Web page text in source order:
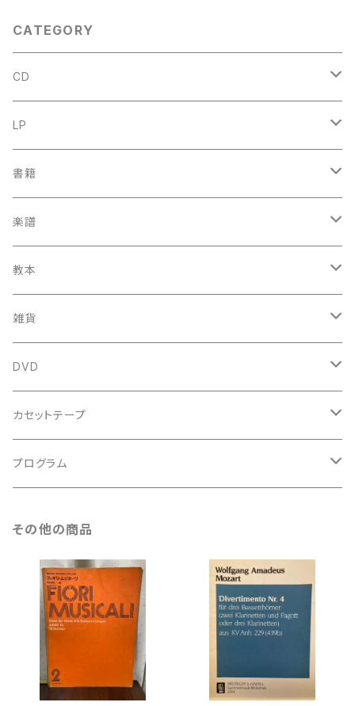
CATEGORY
CD
古楽
中古CD
鍋島元子関連CD
古楽以外
中古CD
LP
古楽
中古LP
鍋島元子関連LP
古楽以外
中古LP
書籍
古楽関係
中古本
新古本
古楽以外
中古本
中古本
楽譜
古楽関係
スコア
鍵盤用
古楽以外
スコア
教本
古楽関係
古楽以外
雑貨
トートバッグ
バロック
ルネサンス
DVD
古楽
古楽以外
カセットテープ
古楽
プログラム
古楽以外
その他の商品